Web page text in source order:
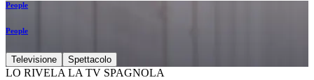
People
People
Televisione Spettacolo
LO RIVELA LA TV SPAGNOLA